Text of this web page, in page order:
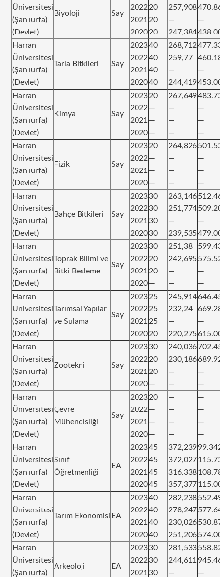
Üniversitesi
(Şanlıurfa)
(Devlet)
Biyoloji Say
2022
2021
2020
20
20
20
257,908
—
247,384
—
Harran
Üniversitesi
(Şanlıurfa)
(Devlet)
Tarla Bitkileri Say
2023
2022
2021
2020
40
40
40
40
268,712
259,77
—
244,419
—
Harran
Üniversitesi
(Şanlıurfa)
(Devlet)
Kimya Say
2023
2022
2021
2020
20
—
—
—
267,649
—
—
—
—
—
—
Harran
Üniversitesi
(Şanlıurfa)
(Devlet)
Fizik Say
2023
2022
2021
2020
20
—
—
—
264,826
—
—
—
—
—
—
Harran
Üniversitesi
(Şanlıurfa)
(Devlet)
Bahçe Bitkileri Say
2023
2022
2021
2020
30
30
30
30
263,146
251,774
—
239,535
—
Harran
Üniversitesi
(Şanlıurfa)
(Devlet)
Toprak Bilimi ve
Bitki Besleme
Say
2023
2022
2021
2020
30
20
20
—
251,38
242,695
—
—
—
—
Harran
Üniversitesi
(Şanlıurfa)
(Devlet)
Tarımsal Yapılar
ve Sulama
Say
2023
2022
2021
2020
25
25
25
20
245,914
232,24
—
220,275
—
Harran
Üniversitesi
(Şanlıurfa)
(Devlet)
Zootekni Say
2023
2022
2021
2020
30
20
20
—
240,036
230,186
—
—
—
—
Harran
Üniversitesi
(Şanlıurfa)
(Devlet)
Çevre
Mühendisliği
Say
2023
2022
2021
2020
20
—
—
—
—
—
—
—
—
—
—
—
Harran
Üniversitesi
(Şanlıurfa)
(Devlet)
Sınıf
Öğretmenliği
EA
2023
2022
2021
2020
45
45
45
45
372,239
372,027
316,338
357,377
Harran
Üniversitesi
(Şanlıurfa)
(Devlet)
Tarım Ekonomisi EA
2023
2022
2021
2020
40
40
40
40
282,238
278,247
230,026
251,206
Harran
Üniversitesi
(Şanlıurfa)
Arkeoloji EA
2023
2022
2021
30
30
30
281,533
244,611
—
—